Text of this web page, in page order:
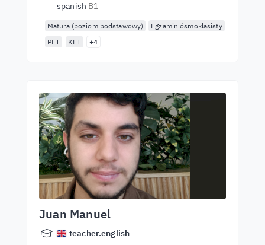
spanish B1
Matura (poziom podstawowy)
Egzamin ósmoklasisty
PET
KET +4
Juan Manuel
teacher.english